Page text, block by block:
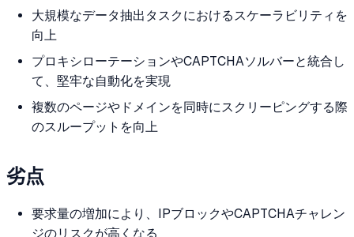
大規模なデータ抽出タスクにおけるスケーラビリティを
向上
プロキシローテーションやCAPTCHAソルバーと統合し
て、堅牢な自動化を実現
複数のページやドメインを同時にスクリーピングする際
のスループットを向上
劣点
要求量の増加により、IPブロックやCAPTCHAチャレン
ジのリスクが高くなる